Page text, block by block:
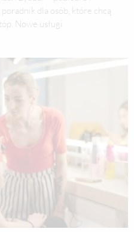
dla osób, które chcą
Nowe usługi